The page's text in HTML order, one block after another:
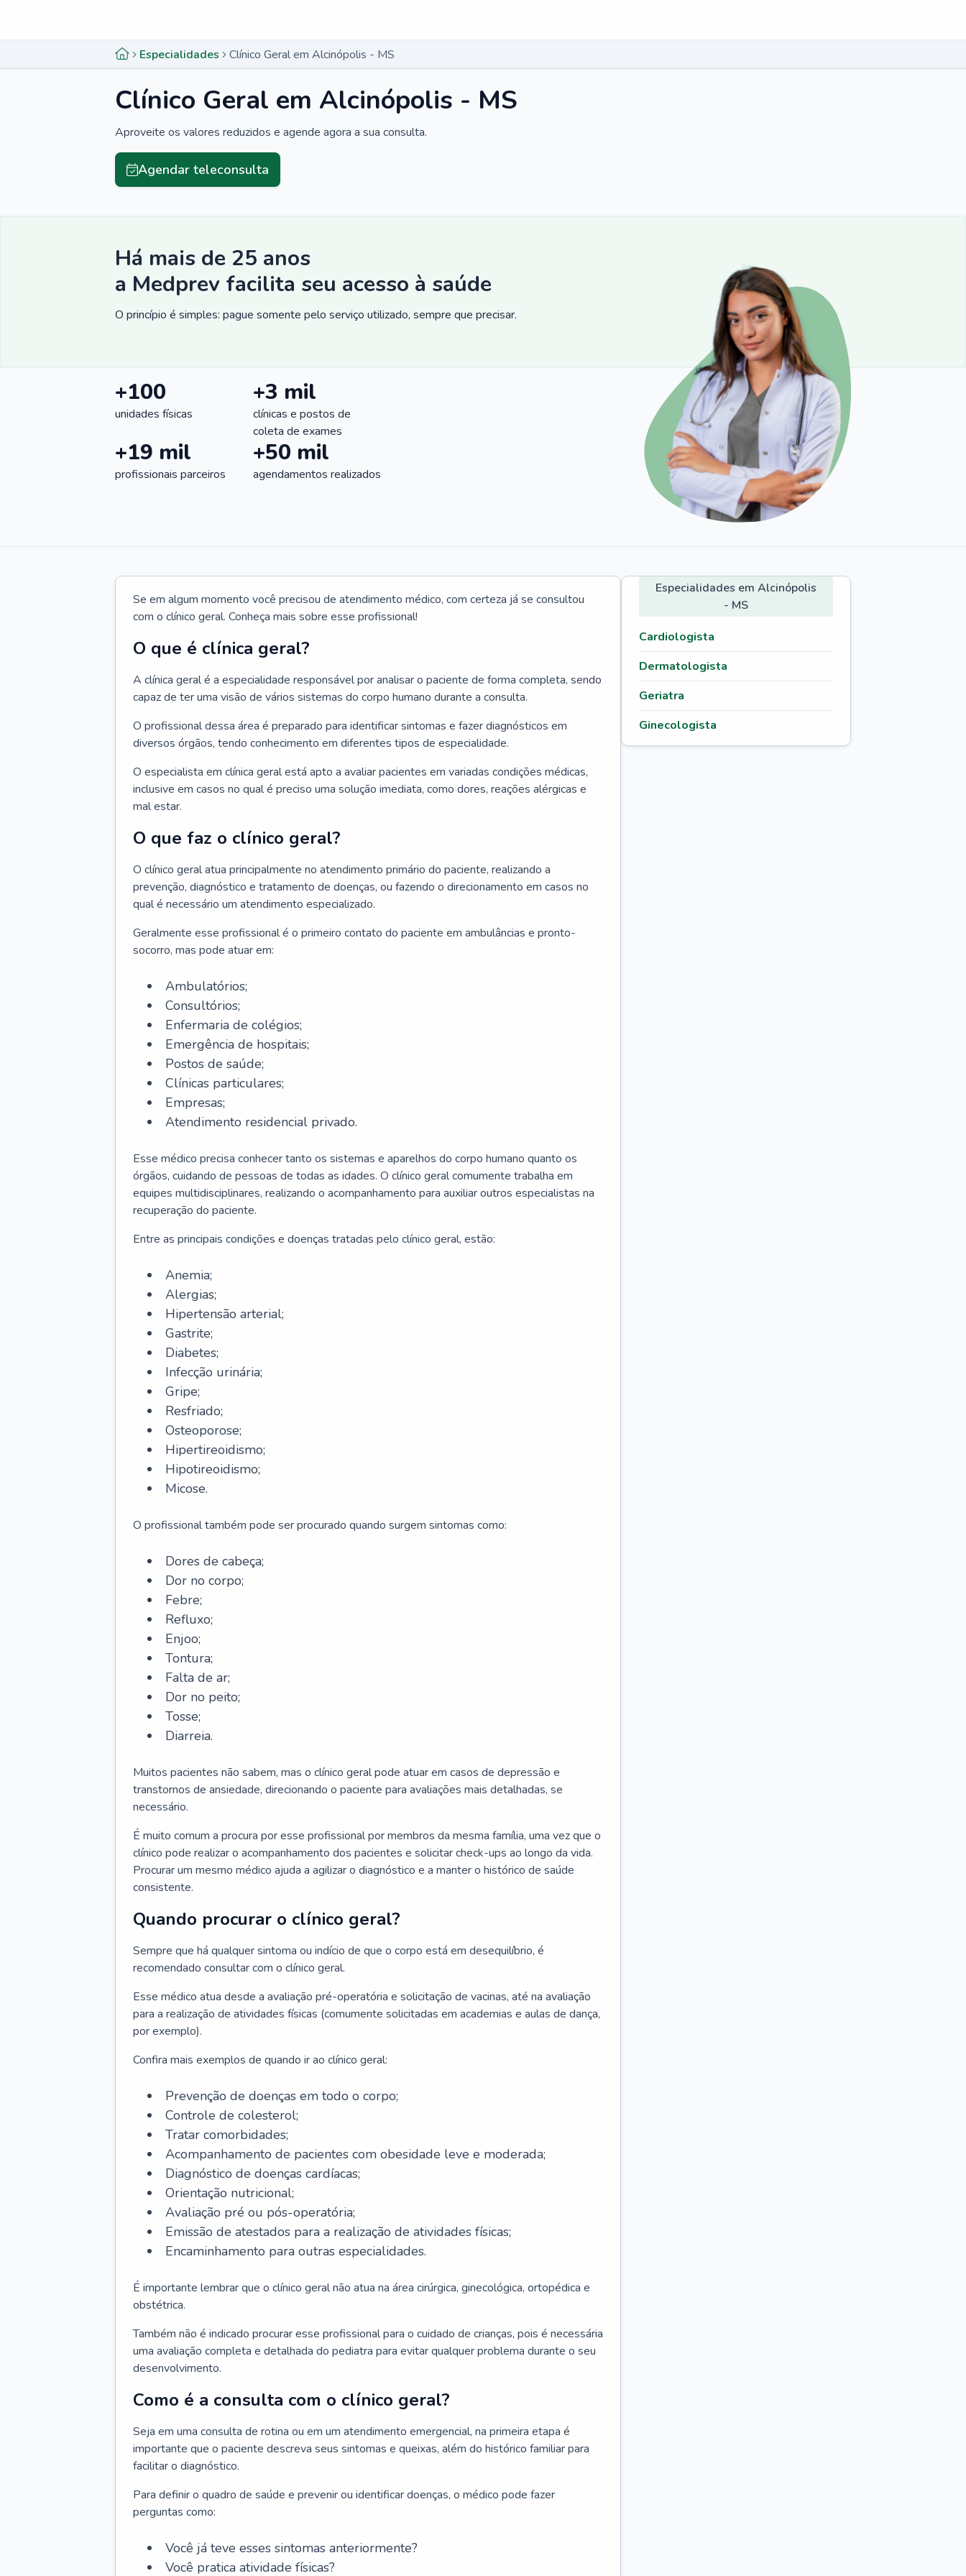
Especialidades Clínico Geral em Alcinópolis - MS
Clínico Geral em Alcinópolis - MS
Aproveite os valores reduzidos e agende agora a sua consulta.
Agendar teleconsulta
Há mais de 25 anos
a Medprev facilita seu acesso à saúde
O princípio é simples: pague somente pelo serviço utilizado, sempre que precisar.
+100
unidades físicas
+3 mil
clínicas e postos de
coleta de exames
+19 mil
profissionais parceiros
+50 mil
agendamentos realizados
Se em algum momento você precisou de atendimento médico, com certeza já se consultou
com o clínico geral. Conheça mais sobre esse profissional!
O que é clínica geral?
A clínica geral é a especialidade responsável por analisar o paciente de forma completa, sendo
capaz de ter uma visão de vários sistemas do corpo humano durante a consulta.
O profissional dessa área é preparado para identificar sintomas e fazer diagnósticos em
diversos órgãos, tendo conhecimento em diferentes tipos de especialidade.
O especialista em clínica geral está apto a avaliar pacientes em variadas condições médicas,
inclusive em casos no qual é preciso uma solução imediata, como dores, reações alérgicas e
mal estar.
O que faz o clínico geral?
O clínico geral atua principalmente no atendimento primário do paciente, realizando a
prevenção, diagnóstico e tratamento de doenças, ou fazendo o direcionamento em casos no
qual é necessário um atendimento especializado.
Geralmente esse profissional é o primeiro contato do paciente em ambulâncias e pronto-
socorro, mas pode atuar em:
Ambulatórios;
Consultórios;
Enfermaria de colégios;
Emergência de hospitais;
Postos de saúde;
Clínicas particulares;
Empresas;
Atendimento residencial privado.
Esse médico precisa conhecer tanto os sistemas e aparelhos do corpo humano quanto os
órgãos, cuidando de pessoas de todas as idades. O clínico geral comumente trabalha em
equipes multidisciplinares, realizando o acompanhamento para auxiliar outros especialistas na
recuperação do paciente.
Entre as principais condições e doenças tratadas pelo clínico geral, estão:
Anemia;
Alergias;
Hipertensão arterial;
Gastrite;
Diabetes;
Infecção urinária;
Gripe;
Resfriado;
Osteoporose;
Hipertireoidismo;
Hipotireoidismo;
Micose.
O profissional também pode ser procurado quando surgem sintomas como:
Dores de cabeça;
Dor no corpo;
Febre;
Refluxo;
Enjoo;
Tontura;
Falta de ar;
Dor no peito;
Tosse;
Diarreia.
Muitos pacientes não sabem, mas o clínico geral pode atuar em casos de depressão e
transtornos de ansiedade, direcionando o paciente para avaliações mais detalhadas, se
necessário.
É muito comum a procura por esse profissional por membros da mesma família, uma vez que o
clínico pode realizar o acompanhamento dos pacientes e solicitar check-ups ao longo da vida.
Procurar um mesmo médico ajuda a agilizar o diagnóstico e a manter o histórico de saúde
consistente.
Quando procurar o clínico geral?
Sempre que há qualquer sintoma ou indício de que o corpo está em desequilíbrio, é
recomendado consultar com o clínico geral.
Esse médico atua desde a avaliação pré-operatória e solicitação de vacinas, até na avaliação
para a realização de atividades físicas (comumente solicitadas em academias e aulas de dança,
por exemplo).
Confira mais exemplos de quando ir ao clínico geral:
Prevenção de doenças em todo o corpo;
Controle de colesterol;
Tratar comorbidades;
Acompanhamento de pacientes com obesidade leve e moderada;
Diagnóstico de doenças cardíacas;
Orientação nutricional;
Avaliação pré ou pós-operatória;
Emissão de atestados para a realização de atividades físicas;
Encaminhamento para outras especialidades.
É importante lembrar que o clínico geral não atua na área cirúrgica, ginecológica, ortopédica e
obstétrica.
Também não é indicado procurar esse profissional para o cuidado de crianças, pois é necessária
uma avaliação completa e detalhada do pediatra para evitar qualquer problema durante o seu
desenvolvimento.
Como é a consulta com o clínico geral?
Seja em uma consulta de rotina ou em um atendimento emergencial, na primeira etapa é
importante que o paciente descreva seus sintomas e queixas, além do histórico familiar para
facilitar o diagnóstico.
Para definir o quadro de saúde e prevenir ou identificar doenças, o médico pode fazer
perguntas como:
Você já teve esses sintomas anteriormente?
Você pratica atividade físicas?
Especialidades em Alcinópolis
- MS
Cardiologista
Dermatologista
Geriatra
Ginecologista